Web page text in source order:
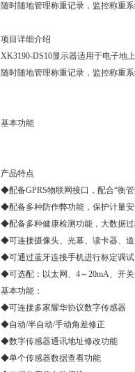
随时随地管理称重记录，监控称重
项目详细介绍
XK3190-DS10显示器适用于电子地
随时随地管理称重记录，监控称重
基本功能
产品特点
◆配备GPRS物联网接口，配合“衡
◆配备多种防作弊功能，保护计量
◆配备多种健康检测功能，大数据
◆可连接摄像头、光幕、读卡器、
◆可通过蓝牙连接手机进行标定调
◆可选配：以太网、4～20mA、开
基本功能：
◆可连接多家耀华协议数字传感器
◆自动/半自动/手动角差修正
◆数字传感器通讯地址修改功能
◆单个传感器数据查看功能